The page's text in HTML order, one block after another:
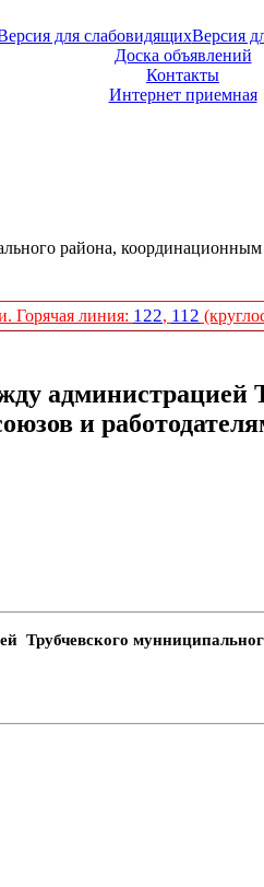
Версия
Доска объявлений
Контакты
Интернет приемная
района,
Горячая линия: 122, 112
администрацией
и
Трубчевского